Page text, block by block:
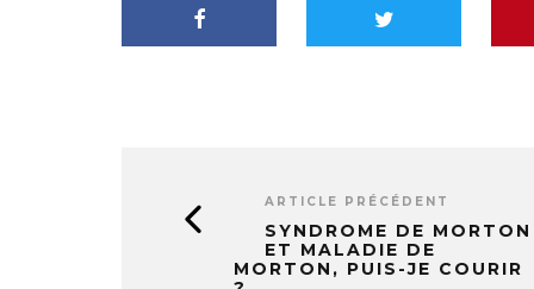
ARTICLE PRÉCÉDENT
SYNDROME DE MORTON
ET MALADIE DE
MORTON, PUIS-JE COURIR